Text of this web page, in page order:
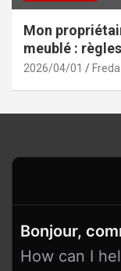
Mon
meublé :
2026/04/01 Freda
Bonjour,
How can I